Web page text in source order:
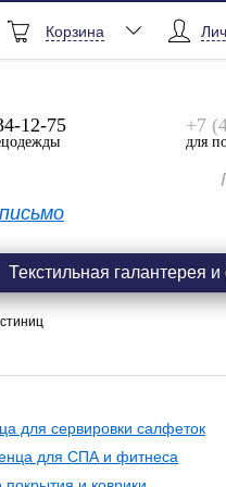
Корзина
12-75 +7
для
Текстильная галантерея
для сервировки салфеток
для СПА и фитнеса